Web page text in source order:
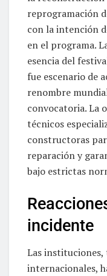
reprogramación
con la intención
en el programa.
esencia del
fue escenario de
renombre
convocatoria. La
técnicos
constructoras
reparación y
bajo estrictas
incidente
Las
internacionales,